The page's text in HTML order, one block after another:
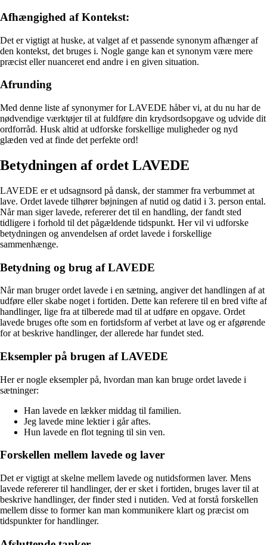
Afhængighed af Kontekst:
Det er vigtigt at huske, at valget af et passende synonym afhænger af
den kontekst, det bruges i. Nogle gange kan et synonym være mere
præcist eller nuanceret end andre i en given situation.
Afrunding
Med denne liste af synonymer for LAVEDE håber vi, at du nu har de
nødvendige værktøjer til at fuldføre din krydsordsopgave og udvide dit
ordforråd. Husk altid at udforske forskellige muligheder og nyd
glæden ved at finde det perfekte ord!
Betydningen af ordet LAVEDE
LAVEDE er et udsagnsord på dansk, der stammer fra verbummet at
lave. Ordet lavede tilhører bøjningen af nutid og datid i 3. person ental.
Når man siger lavede, refererer det til en handling, der fandt sted
tidligere i forhold til det pågældende tidspunkt. Her vil vi udforske
betydningen og anvendelsen af ordet lavede i forskellige
sammenhænge.
Betydning og brug af LAVEDE
Når man bruger ordet lavede i en sætning, angiver det handlingen af at
udføre eller skabe noget i fortiden. Dette kan referere til en bred vifte af
handlinger, lige fra at tilberede mad til at udføre en opgave. Ordet
lavede bruges ofte som en fortidsform af verbet at lave og er afgørende
for at beskrive handlinger, der allerede har fundet sted.
Eksempler på brugen af LAVEDE
Her er nogle eksempler på, hvordan man kan bruge ordet lavede i
sætninger:
Han lavede en lækker middag til familien.
Jeg lavede mine lektier i går aftes.
Hun lavede en flot tegning til sin ven.
Forskellen mellem lavede og laver
Det er vigtigt at skelne mellem lavede og nutidsformen laver. Mens
lavede refererer til handlinger, der er sket i fortiden, bruges laver til at
beskrive handlinger, der finder sted i nutiden. Ved at forstå forskellen
mellem disse to former kan man kommunikere klart og præcist om
tidspunkter for handlinger.